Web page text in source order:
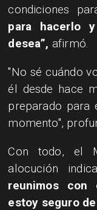
condiciones
para hacerlo
desea”, afirmó.
"No sé cuándo
él desde hace
preparado para
momento",
Con todo, el
alocución
reunimos con
estoy seguro